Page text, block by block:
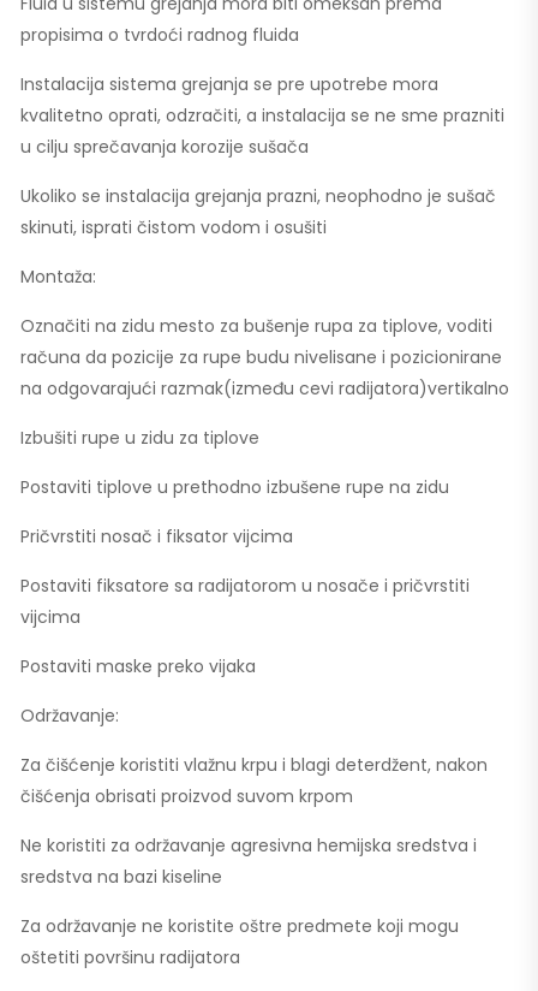
propisima o tvrdoći radnog fluida
Instalacija sistema grejanja se pre upotrebe mora
kvalitetno oprati, odzračiti, a instalacija se ne sme prazniti
u cilju sprečavanja korozije sušača
Ukoliko se instalacija grejanja prazni, neophodno je sušač
skinuti, isprati čistom vodom i osušiti
Montaža:
Označiti na zidu mesto za bušenje rupa za tiplove, voditi
računa da pozicije za rupe budu nivelisane i pozicionirane
na odgovarajući razmak(između cevi radijatora)vertikalno
Izbušiti rupe u zidu za tiplove
Postaviti tiplove u prethodno izbušene rupe na zidu
Pričvrstiti nosač i fiksator vijcima
Postaviti fiksatore sa radijatorom u nosače i pričvrstiti
vijcima
Postaviti maske preko vijaka
Održavanje:
Za čišćenje koristiti vlažnu krpu i blagi deterdžent, nakon
čišćenja obrisati proizvod suvom krpom
Ne koristiti za održavanje agresivna hemijska sredstva i
sredstva na bazi kiseline
Za održavanje ne koristite oštre predmete koji mogu
oštetiti površinu radijatora